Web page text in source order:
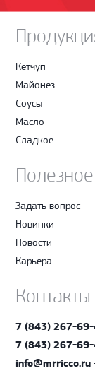
Кетчуп
Майонез
Соусы
Масло
Сладкое
Полезное
Задать вопрос
Новинки
Новости
Карьера
Контакты
7 (843) 267-
7 (843) 267-
info@mrricco.ru